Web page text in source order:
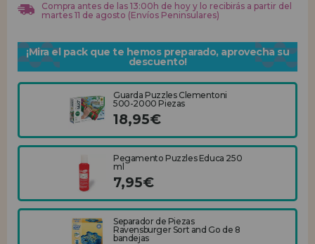
Compra antes de las 13:00h de hoy y lo recibirás a partir del
martes 11 de agosto (Envíos Peninsulares)
¡Mira el pack que te hemos preparado, aprovecha su
descuento!
Guarda Puzzles Clementoni
500-2000 Piezas
18,95€
Pegamento Puzzles Educa 250
ml
7,95€
Separador de Piezas
Ravensburger Sort and Go de 8
bandejas